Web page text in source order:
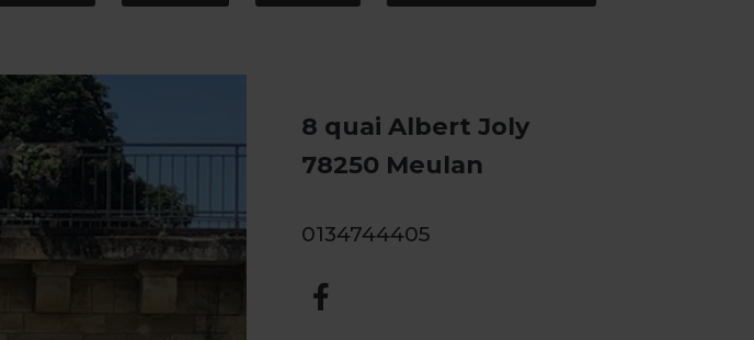
8 quai Albert Joly
78250 Meulan
0134744405